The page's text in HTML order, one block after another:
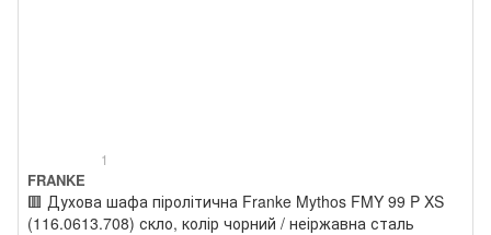
1
FRANKE
🟥 Духова шафа піролітична Franke Mythos FMY 99 P XS
(116.0613.708) скло, колір чорний / неіржавна сталь